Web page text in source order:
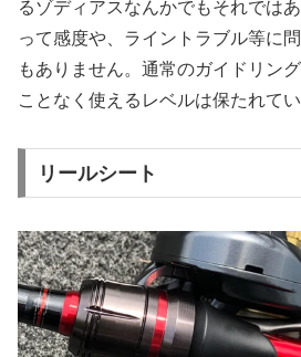
るゾディアスなんかでもそれでは
って感度や、ライントラブル等に
もありません。通常のガイドリン
ことなく使えるレベルは保たれて
リールシート